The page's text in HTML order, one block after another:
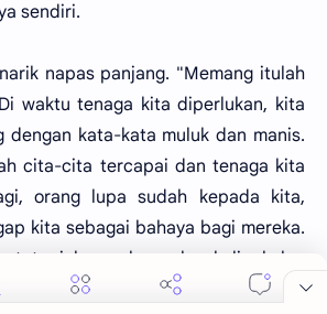
sendiri.
napas panjang. "Memang itulah
waktu tenaga kita diperlukan, kita
dengan kata-kata muluk dan manis.
cita-cita tercapai dan tenaga kita
orang lupa sudah kepada kita,
kita sebagai bahaya bagi mereka.
tetapi, benar-benar kau keliru kalau
sakit hatimu dengan menjadi